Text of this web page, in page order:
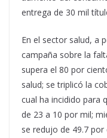
entrega de 30 mil
En el sector salud, a
campaña sobre la
supera el 80 por
salud; se triplicó la
cual ha incidido para
de 23 a 10 por mil;
se redujo de 49.7